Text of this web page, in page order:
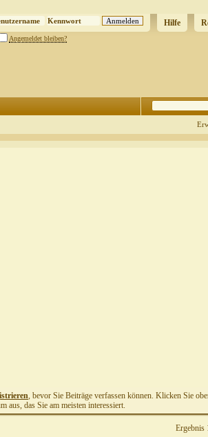
Hilfe
Angemeldet bleiben?
, bevor Sie Beiträge verfassen können. Klicken Sie
aus, das Sie am meisten interessiert.
Ergebnis